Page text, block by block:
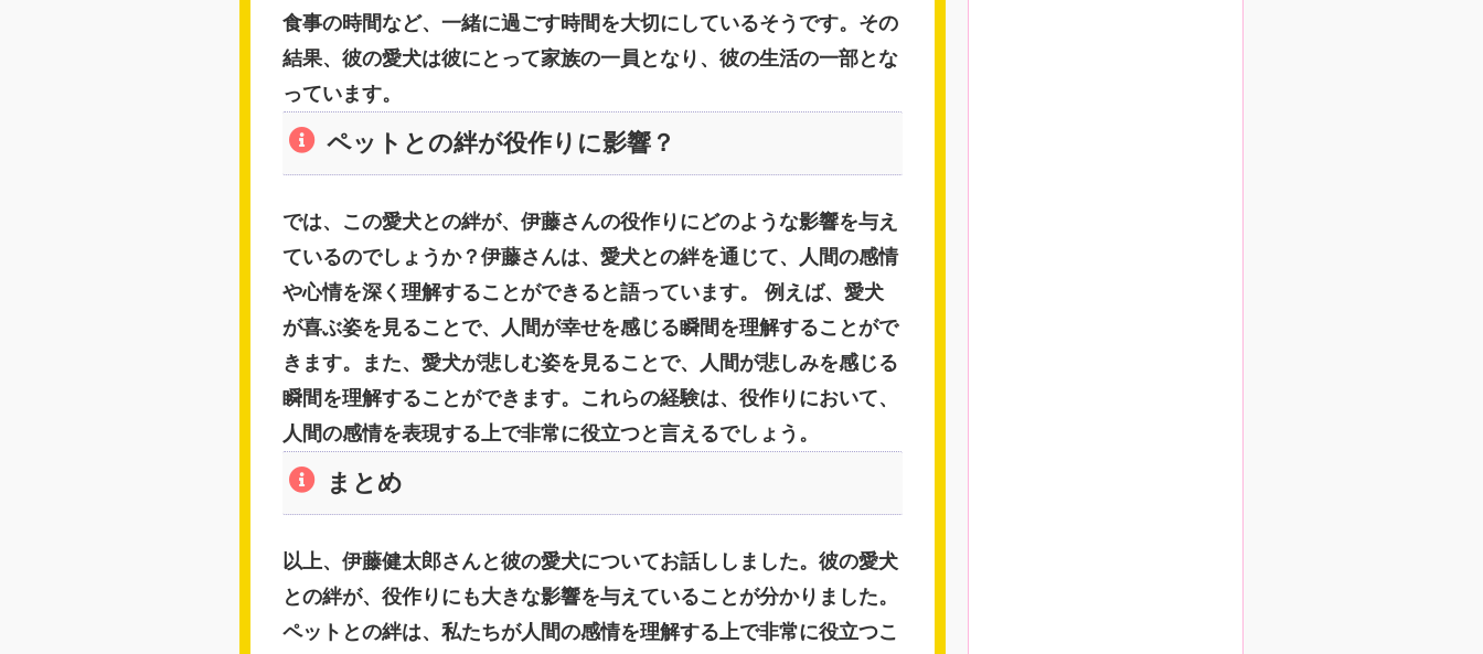
食事の時間など、一緒に過ごす時間を大切にしているそうです。その
結果、彼の愛犬は彼にとって家族の一員となり、彼の生活の一部とな
っています。
ペットとの絆が役作りに影響？
では、この愛犬との絆が、伊藤さんの役作りにどのような影響を与え
ているのでしょうか？伊藤さんは、愛犬との絆を通じて、人間の感情
や心情を深く理解することができると語っています。 例えば、愛犬
が喜ぶ姿を見ることで、人間が幸せを感じる瞬間を理解することがで
きます。また、愛犬が悲しむ姿を見ることで、人間が悲しみを感じる
瞬間を理解することができます。これらの経験は、役作りにおいて、
人間の感情を表現する上で非常に役立つと言えるでしょう。
まとめ
以上、伊藤健太郎さんと彼の愛犬についてお話ししました。彼の愛犬
との絆が、役作りにも大きな影響を与えていることが分かりました。
ペットとの絆は、私たちが人間の感情を理解する上で非常に役立つこ